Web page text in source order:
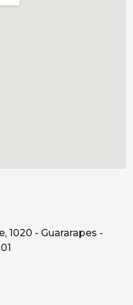
1020 - Guararapes -